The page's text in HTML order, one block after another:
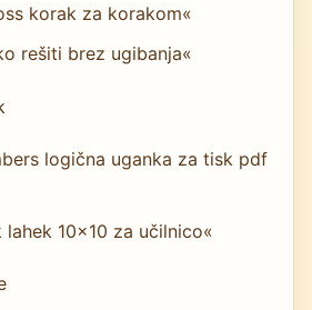
korak za korakom«
rešiti brez ugibanja«
logična uganka za tisk pdf
lahek 10x10 za učilnico«